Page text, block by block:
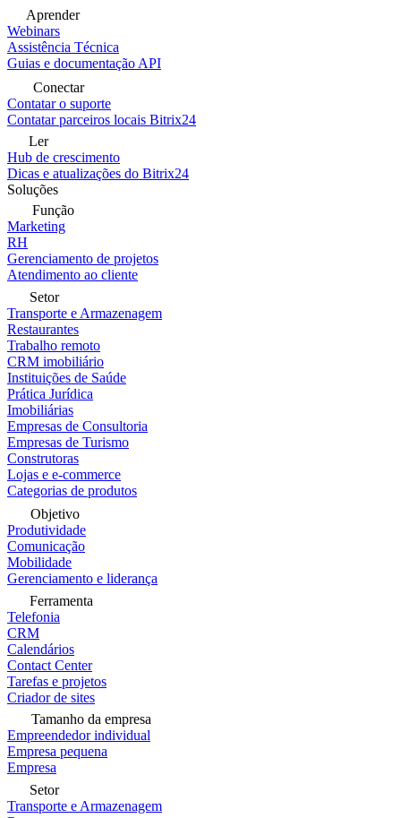
Aprender
Webinars
Assistência Técnica
Guias e documentação API
Conectar
Contatar o suporte
Contatar parceiros locais Bitrix24
Ler
Hub de crescimento
Dicas e atualizações do Bitrix24
Soluções
Função
Marketing
RH
Gerenciamento de projetos
Atendimento ao cliente
Setor
Transporte e Armazenagem
Restaurantes
Trabalho remoto
CRM imobiliário
Instituições de Saúde
Prática Jurídica
Imobiliárias
Empresas de Consultoria
Empresas de Turismo
Construtoras
Lojas e e-commerce
Categorias de produtos
Objetivo
Produtividade
Comunicação
Mobilidade
Gerenciamento e liderança
Ferramenta
Telefonia
CRM
Calendários
Contact Center
Tarefas e projetos
Criador de sites
Tamanho da empresa
Empreendedor individual
Empresa pequena
Empresa
Setor
Transporte e Armazenagem